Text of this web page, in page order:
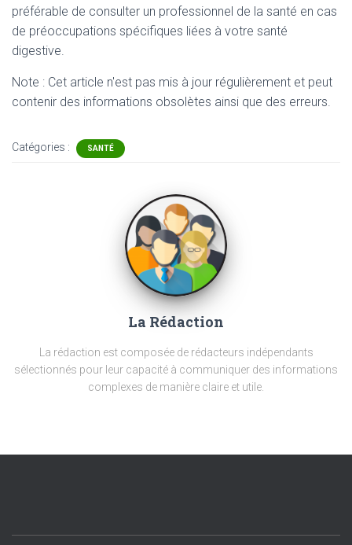
préférable de consulter un professionnel de la santé en cas
de préoccupations spécifiques liées à votre santé
digestive.
Note : Cet article n'est pas mis à jour régulièrement et peut
contenir des informations obsolètes ainsi que des erreurs.
Catégories : SANTÉ
La Rédaction
La rédaction est composée de rédacteurs indépendants
sélectionnés pour leur capacité à communiquer des informations
complexes de manière claire et utile.